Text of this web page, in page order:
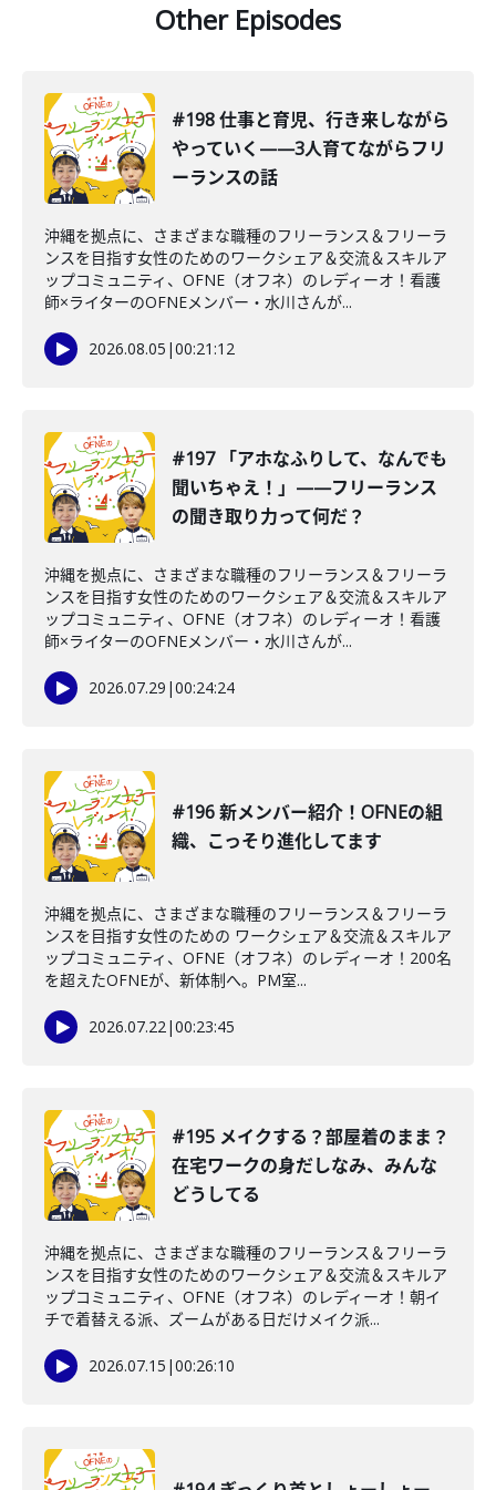
Other Episodes
#198 仕事と育児、行き来しながら
やっていく——3人育てながらフリ
ーランスの話
沖縄を拠点に、さまざまな職種のフリーランス＆フリーラ
ンスを目指す女性のためのワークシェア＆交流＆スキルア
ップコミュニティ、OFNE（オフネ）のレディーオ！看護
師×ライターのOFNEメンバー・水川さんが...
2026.08.05 |00:21:12
#197 「アホなふりして、なんでも
聞いちゃえ！」——フリーランス
の聞き取り力って何だ？
沖縄を拠点に、さまざまな職種のフリーランス＆フリーラ
ンスを目指す女性のためのワークシェア＆交流＆スキルア
ップコミュニティ、OFNE（オフネ）のレディーオ！看護
師×ライターのOFNEメンバー・水川さんが...
2026.07.29 |00:24:24
#196 新メンバー紹介！OFNEの組
織、こっそり進化してます
沖縄を拠点に、さまざまな職種のフリーランス＆フリーラ
ンスを目指す女性のための ワークシェア＆交流＆スキルア
ップコミュニティ、OFNE（オフネ）のレディーオ！200名
を超えたOFNEが、新体制へ。PM室...
2026.07.22|00:23:45
#195 メイクする？部屋着のまま？
在宅ワークの身だしなみ、みんな
どうしてる
沖縄を拠点に、さまざまな職種のフリーランス＆フリーラ
ンスを目指す女性のためのワークシェア＆交流＆スキルア
ップコミュニティ、OFNE（オフネ）のレディーオ！朝イ
チで着替える派、ズームがある日だけメイク派...
2026.07.15 |00:26:10